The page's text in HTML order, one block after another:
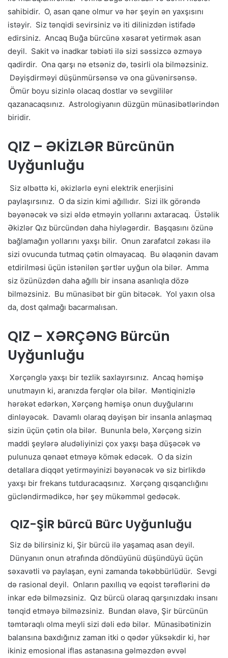
sahibidir. O, asan qane olmur və hər şeyin ən yaxşısını
istəyir. Siz tənqidi sevirsiniz və iti dilinizdən istifadə
edirsiniz. Ancaq Buğa bürcünə xəsarət yetirmək asan
deyil. Sakit və inadkar təbiəti ilə sizi səssizcə əzməyə
qadirdir. Ona qarşı nə etsəniz də, təsirli ola bilməzsiniz.
Dəyişdirməyi düşünmürsənsə və ona güvənirsənsə.
Ömür boyu sizinlə olacaq dostlar və sevgililər
qazanacaqsınız. Astrologiyanın düzgün münasibətlərindən
biridir.
QIZ – ƏKİZLƏR Bürcünün
Uyğunluğu
Siz əlbəttə ki, əkizlərlə eyni elektrik enerjisini
paylaşırsınız. O da sizin kimi ağıllıdır. Sizi ilk görəndə
bəyənəcək və sizi əldə etməyin yollarını axtaracaq. Üstəlik
Əkizlər Qız bürcündən daha hiyləgərdir. Başqasını özünə
bağlamağın yollarını yaxşı bilir. Onun zarafatcıl zəkası ilə
sizi ovucunda tutmaq çətin olmayacaq. Bu əlaqənin davam
etdirilməsi üçün istənilən şərtlər uyğun ola bilər. Amma
siz özünüzdən daha ağıllı bir insana asanlıqla dözə
bilməzsiniz. Bu münasibət bir gün bitəcək. Yol yaxın olsa
da, dost qalmağı bacarmalısan.
QIZ – XƏRÇƏNG Bürcün
Uyğunluğu
Xərçənglə yaxşı bir tezlik saxlayırsınız. Ancaq həmişə
unutmayın ki, aranızda fərqlər ola bilər. Məntiqinizlə
hərəkət edərkən, Xərçəng həmişə onun duyğularını
dinləyəcək. Davamlı olaraq dəyişən bir insanla anlaşmaq
sizin üçün çətin ola bilər. Bununla belə, Xərçəng sizin
maddi şeylərə aludəliyinizi çox yaxşı başa düşəcək və
pulunuza qənaət etməyə kömək edəcək. O da sizin
detallara diqqət yetirməyinizi bəyənəcək və siz birlikdə
yaxşı bir frekans tutduracaqsınız. Xərçəng qısqanclığını
gücləndirmədikcə, hər şey mükəmməl gedəcək.
QIZ-ŞİR bürcü Bürc Uyğunluğu
Siz də bilirsiniz ki, Şir bürcü ilə yaşamaq asan deyil.
Dünyanın onun ətrafında döndüyünü düşündüyü üçün
səxavətli və paylaşan, eyni zamanda təkəbbürlüdür. Sevgi
də rasional deyil. Onların paxıllıq və eqoist tərəflərini də
inkar edə bilməzsiniz. Qız bürcü olaraq qarşınızdakı insanı
tənqid etməyə bilməzsiniz. Bundan əlavə, Şir bürcünün
təmtəraqlı olma meyli sizi dəli edə bilər. Münasibətinizin
balansına baxdığınız zaman itki o qədər yüksəkdir ki, hər
ikiniz emosional iflas astanasına gəlməzdən əvvəl